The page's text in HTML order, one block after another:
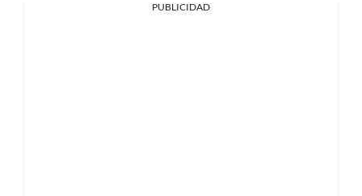
PUBLICIDAD